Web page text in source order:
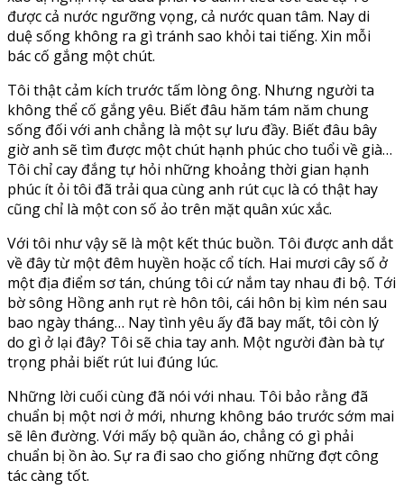
được cả nước ngưỡng vọng, cả nước quan tâm. Nay di
duệ sống không ra gì tránh sao khỏi tai tiếng. Xin mỗi
bác cố gắng một chút.
Tôi thật cảm kích trước tấm lòng ông. Nhưng người ta
không thể cố gắng yêu. Biết đâu hăm tám năm chung
sống đối với anh chẳng là một sự lưu đầy. Biết đâu bây
giờ anh sẽ tìm được một chút hạnh phúc cho tuổi về già…
Tôi chỉ cay đắng tự hỏi những khoảng thời gian hạnh
phúc ít ỏi tôi đã trải qua cùng anh rút cục là có thật hay
cũng chỉ là một con số ảo trên mặt quân xúc xắc.
Với tôi như vậy sẽ là một kết thúc buồn. Tôi được anh dắt
về đây từ một đêm huyền hoặc cổ tích. Hai mươi cây số ở
một địa điểm sơ tán, chúng tôi cứ nắm tay nhau đi bộ. Tới
bờ sông Hồng anh rụt rè hôn tôi, cái hôn bị kìm nén sau
bao ngày tháng… Nay tình yêu ấy đã bay mất, tôi còn lý
do gì ở lại đây? Tôi sẽ chia tay anh. Một người đàn bà tự
trọng phải biết rút lui đúng lúc.
Những lời cuối cùng đã nói với nhau. Tôi bảo rằng đã
chuẩn bị một nơi ở mới, nhưng không báo trước sớm mai
sẽ lên đường. Với mấy bộ quần áo, chẳng có gì phải
chuẩn bị ồn ào. Sự ra đi sao cho giống những đợt công
tác càng tốt.